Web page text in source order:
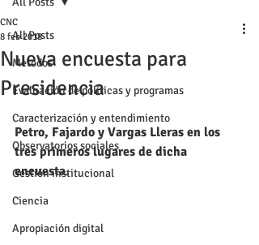
All Posts
Metodos
Evaluación de políticas y programas
Caracterización y entendimiento
Observatorios sociales
Gestión institucional
Ciencia
Apropiación digital
Nueva encuesta para
Presidencia
CNC
8 feb 2018
Petro, Fajardo y Vargas Lleras en los
tres primeros lugares de dicha
encuesta.